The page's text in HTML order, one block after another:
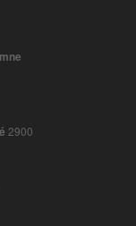
2900